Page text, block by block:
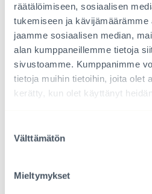
räätälöimiseen, sosiaalisen
tukemiseen ja
jaamme sosiaalisen median,
alan kumppaneillemme tietoja
sivustoamme. Kumppanimme
tietoja muihin tietoihin, joita olet
kerätty, kun olet käyttänyt
valinta
Välttämätön
Mieltymykset
lapsityöongelmaa ja kaikki